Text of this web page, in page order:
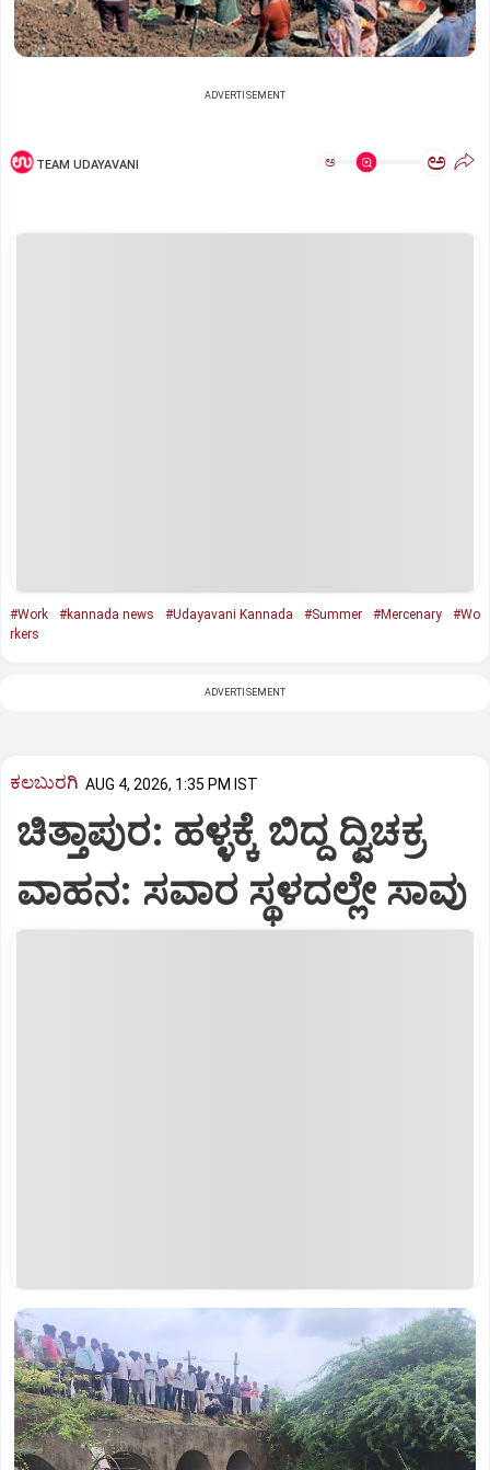
ADVERTISEMENT
TEAM UDAYAVANI ಅ ಅ
#Work #kannada news #Udayavani Kannada #Summer #Mercenary
#Wo
rkers
ADVERTISEMENT
ಕಲಬುರಗಿ AUG 4, 2026, 1:35 PM IST
ಚಿತ್ತಾಪುರ: ಹಳ್ಳಕ್ಕೆ ಬಿದ್ದ ದ್ವಿಚಕ್ರ
ವಾಹನ: ಸವಾರ ಸ್ಥಳದಲ್ಲೇ ಸಾವು